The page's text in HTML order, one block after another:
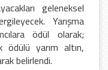
geleneksel
Yarışma
ödül olarak;
ödülü yarım altın,
belirlendi.